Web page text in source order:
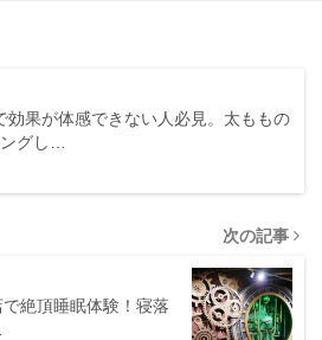
効果が体感できない人必見。太ももの
グし…
次の記事
絶頂睡眠体験！寝落